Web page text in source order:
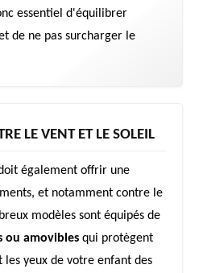
essentiel d'équilibrer
de ne pas surcharger le
LE VENT ET LE SOLEIL
également offrir une
et notamment contre le
modèles sont équipés de
ou amovibles qui protègent
yeux de votre enfant des